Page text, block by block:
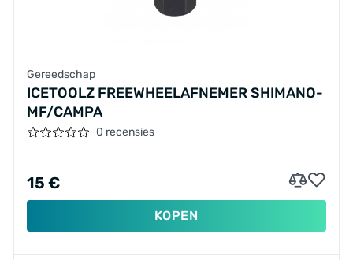
Gereedschap
ICETOOLZ FREEWHEELAFNEMER SHIMANO-
MF/CAMPA
0 recensies
15 €
KOPEN